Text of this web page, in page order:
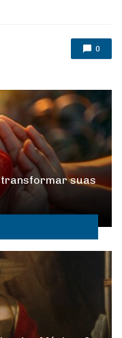
0
transformar suas